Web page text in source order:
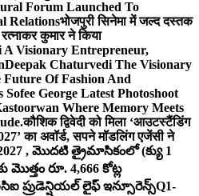
Forum Launched To
Relationsभोजपुरी सिनेमा में जल्द दस्तक
रत्नाकर कुमार ने किया
A Visionary Entrepreneur,
Deepak Chaturvedi The Visionary
Future Of Fashion And
Sofee George Latest Photoshoot
Where Memory Meets
कौशिक द्विवेदी को मिला ‘आउटस्टैंडिंग
का अवॉर्ड, सपने मॉडलिंग एजेंसी ने
2027 , మొదటి త్రైమాసికంలో (క్యు 1
రూ. 4,666 కోట్ల
ప్రుడెన్షియల్ లైఫ్ ఇన్సూరెన్స్Q1-